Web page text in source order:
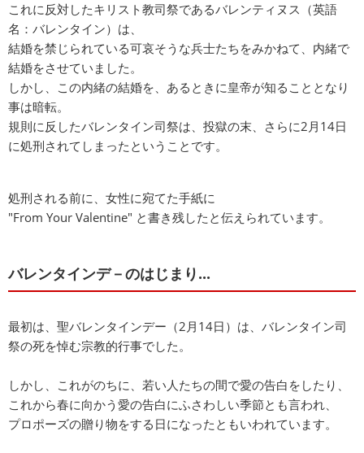
これに反対したキリスト教司祭であるバレンティヌス（英語
名：バレンタイン）は、
結婚を禁じられている可哀そうな兵士たちをみかねて、内緒で
結婚をさせていました。
しかし、この内緒の結婚を、あるときに皇帝が知ることとなり
事は暗転。
規則に反したバレンタイン司祭は、投獄の末、さらに2月14日
に処刑されてしまったということです。
処刑される前に、女性に宛てた手紙に
"From Your Valentine" と書き残したと伝えられています。
バレンタインデ－のはじまり...
最初は、聖バレンタインデー（2月14日）は、バレンタイン司
祭の死を悼む宗教的行事でした。
しかし、これがのちに、若い人たちの間で愛の告白をしたり、
これから春に向かう愛の告白にふさわしい季節とも言われ、
プロポーズの贈り物をする日になったともいわれています。